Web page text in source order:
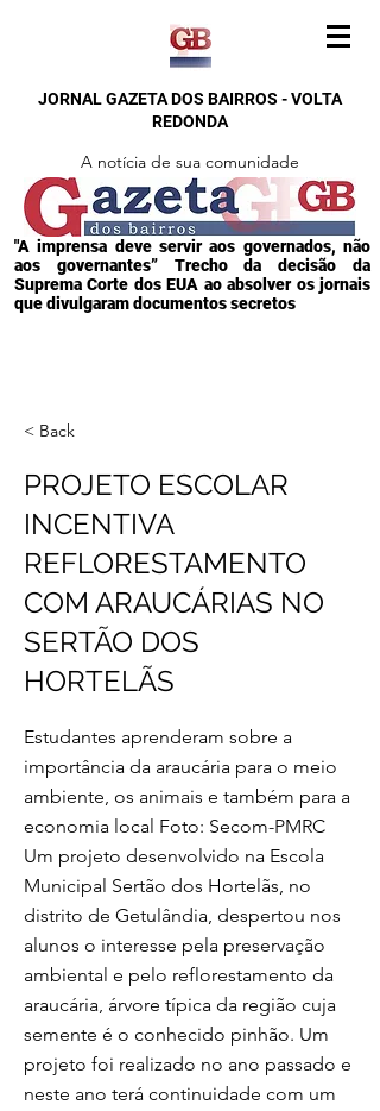
JORNAL GAZETA DOS BAIRROS - VOLTA
REDONDA
A notícia de sua comunidade
"A imprensa deve servir aos governados, não
aos governantes” Trecho da decisão da
Suprema Corte dos EUA ao absolver os jornais
que divulgaram documentos secretos
< Back
PROJETO ESCOLAR
INCENTIVA
REFLORESTAMENTO
COM ARAUCÁRIAS NO
SERTÃO DOS
HORTELÃS
Estudantes aprenderam sobre a
importância da araucária para o meio
ambiente, os animais e também para a
economia local Foto: Secom-PMRC
Um projeto desenvolvido na Escola
Municipal Sertão dos Hortelãs, no
distrito de Getulândia, despertou nos
alunos o interesse pela preservação
ambiental e pelo reflorestamento da
araucária, árvore típica da região cuja
semente é o conhecido pinhão. Um
projeto foi realizado no ano passado e
neste ano terá continuidade com um